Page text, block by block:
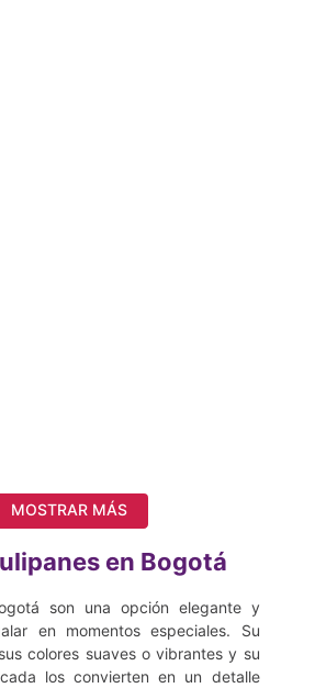
MOSTRAR MÁS
en Bogotá
son una opción elegante y
en momentos especiales. Su
colores suaves o vibrantes y su
los convierten en un detalle